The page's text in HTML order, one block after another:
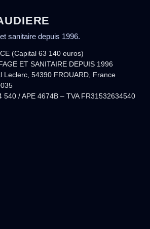
sanitaire depuis 1996.
(Capital 63 140 euros)
ET SANITAIRE DEPUIS 1996
Leclerc, 54390 FROUARD, France
540 / APE 4674B – TVA FR31532634540